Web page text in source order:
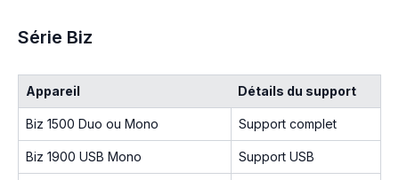
Série Biz
Appareil Détails du support
Biz 1500 Duo ou Mono Support complet
Biz 1900 USB Mono Support USB